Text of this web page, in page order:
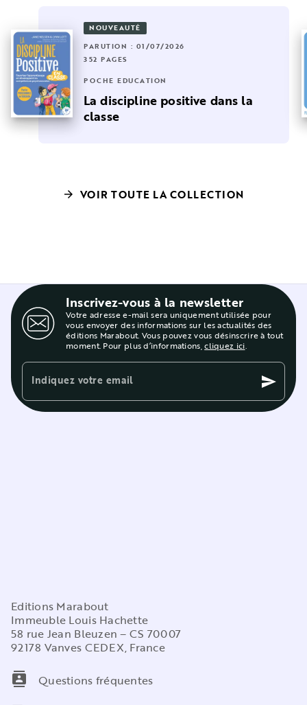
NOUVEAUTÉ
PARUTION : 01/07/2026
352 PAGES
POCHE EDUCATION
La discipline positive dans la
classe
arrow_forward VOIR TOUTE LA COLLECTION
Inscrivez-vous à la newsletter
Votre adresse e-mail sera uniquement utilisée pour
vous envoyer des informations sur les actualités des
éditions Marabout. Vous pouvez vous désinscrire à tout
moment. Pour plus d’informations,cliquez ici.
Indiquez votre email send
Editions Marabout
Immeuble Louis Hachette
58 rue Jean Bleuzen – CS 70007
92178 Vanves CEDEX, France
contacts
Questions fréquentes